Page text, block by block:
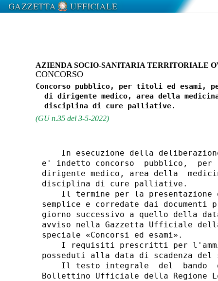
AZIENDA SOCIO-SANITARIA TERRITORIALE
CONCORSO
Concorso pubblico, per titoli ed esami,
di dirigente medico, area della
(GU n.35 del 3-5-2022)
In esecuzione della
e' indetto concorso  pubblico,
dirigente medico, area della
disciplina di cure palliative.
Il termine per la presentazione
semplice e corredate dai
giorno successivo a quello della
avviso nella Gazzetta Ufficiale
speciale «Concorsi ed esami».
I requisiti prescritti per
posseduti alla data di scadenza
Il testo integrale  del  bando
Bollettino Ufficiale della Regione